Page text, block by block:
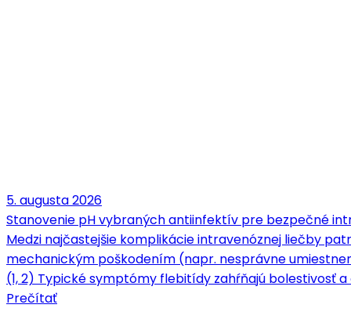
5. augusta 2026
Stanovenie pH vybraných antiinfektív pre bezpečné
Medzi najčastejšie komplikácie intravenóznej liečby
mechanickým poškodením (napr. nesprávne
(1, 2) Typické symptómy flebitídy zahŕňajú bolestivosť
Prečítať